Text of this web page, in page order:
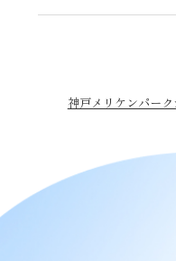
神戸メリケンパー